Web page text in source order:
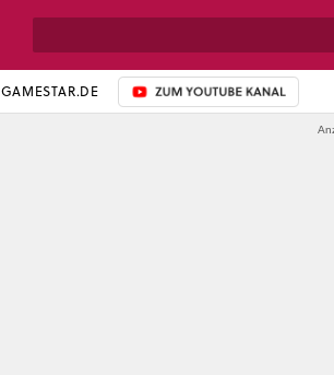
GAMESTAR.DE ZUM YOUTUBE-KANAL